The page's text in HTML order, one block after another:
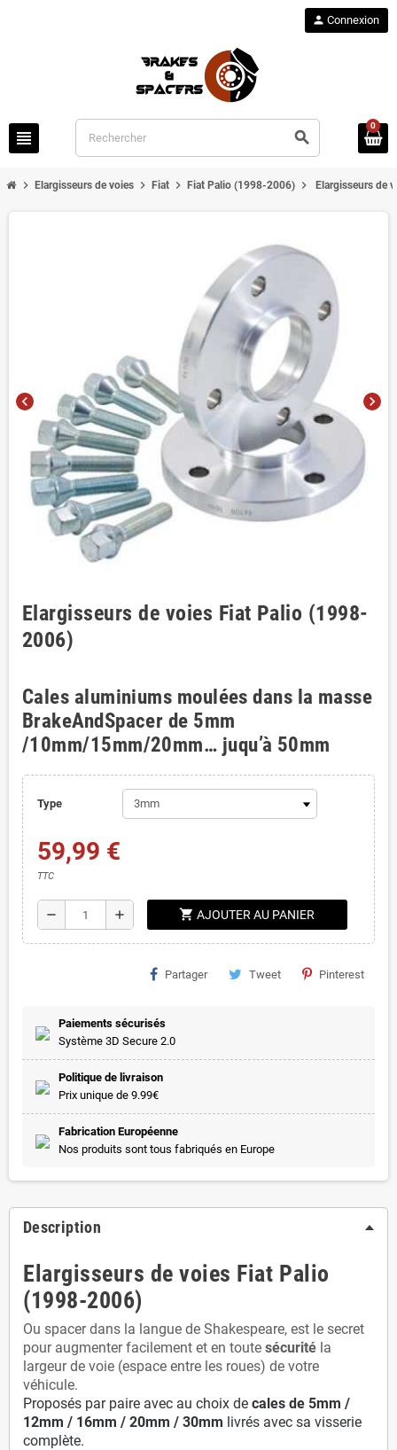
view_headline search
person Connexion
0
chevron_right Elargisseurs de voies chevron_right Fiat chevron_right Fiat Palio (1998-2006) chevron_right Elargisseurs de
chevron_left chevron_right
Elargisseurs de voies Fiat Palio (1998-
2006)
Cales aluminiums moulées dans la masse
BrakeAndSpacer de 5mm
/10mm/15mm/20mm… juqu’à 50mm
Type
59,99 €
TTC
remove add shopping_cart AJOUTER AU PANIER
Partager Tweet Pinterest
Paiements sécurisés
Système 3D Secure 2.0
Politique de livraison
Prix unique de 9.99€
Fabrication Européenne
Nos produits sont tous fabriqués en Europe
Description
Elargisseurs de voies Fiat Palio
(1998-2006)
Ou spacer dans la langue de Shakespeare, est le secret
pour augmenter facilement et en toute sécurité la
largeur de voie (espace entre les roues) de votre
véhicule.
Proposés par paire avec au choix de cales de 5mm /
12mm / 16mm / 20mm / 30mm livrés avec sa visserie
complète.